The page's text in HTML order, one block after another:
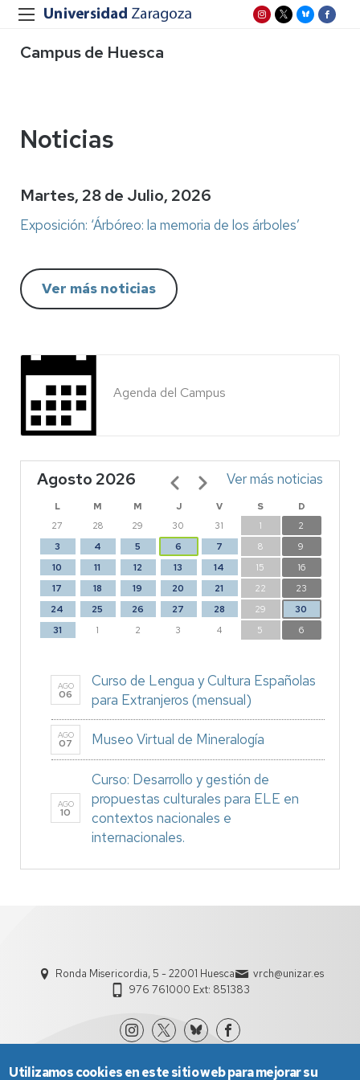
Campus de Huesca
Noticias
Martes, 28 de Julio, 2026
Exposición: ‘Árbóreo: la memoria de los árboles’
Ver más noticias
Agenda del Campus
Agosto 2026
L M M J V S
D
27
28 29 30 31 1
2
3
4 5 6 7 8
9
10
11 12 13 14 15
16
17
18 19 20 21 22
23
24
25 26 27 28 29
30
31
1 2 3 4 5 6
Paginación Ver más noticias
AGO
06
Curso de Lengua y Cultura Españolas
para Extranjeros (mensual)
AGO
07 Museo Virtual de Mineralogía
AGO
10
Curso: Desarrollo y gestión de
propuestas culturales para ELE en
contextos nacionales e
internacionales.
Ronda Misericordia, 5 - 22001 Huesca
vrch@unizar.es
976 761000 Ext: 851383
Utilizamos cookies en este sitio web para mejorar su